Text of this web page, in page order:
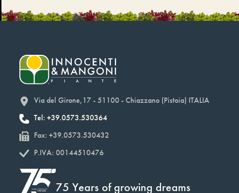
Via del Girone,17 - 51100 - Chiazzano (Pistoia) ITALIA
Tel: +39.0573.530364
Fax: +39.0573.530432
P.IVA: 00144510476
75 Years of growing dreams